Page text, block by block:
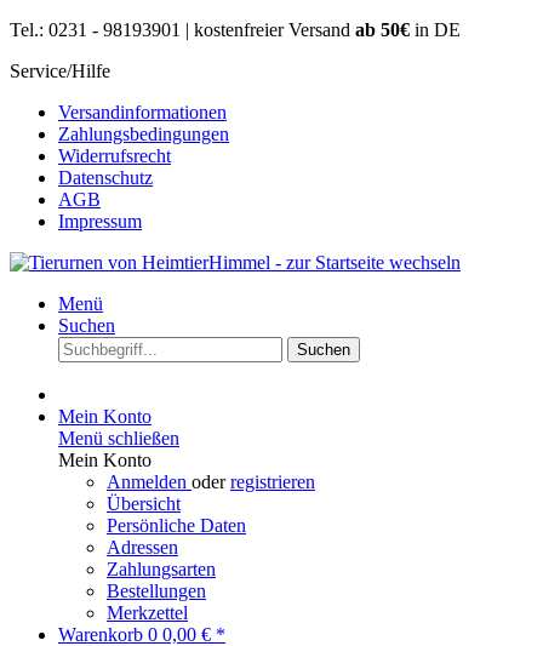
Tel.: 0231 - 98193901 | kostenfreier Versand ab 50€ in DE
Service/Hilfe
Versandinformationen
Zahlungsbedingungen
Widerrufsrecht
Datenschutz
AGB
Impressum
Menü
Suchen
Suchen
Mein Konto
Menü schließen
Mein Konto
Anmelden oderregistrieren
Übersicht
Persönliche Daten
Adressen
Zahlungsarten
Bestellungen
Merkzettel
Warenkorb 0 0,00 € *